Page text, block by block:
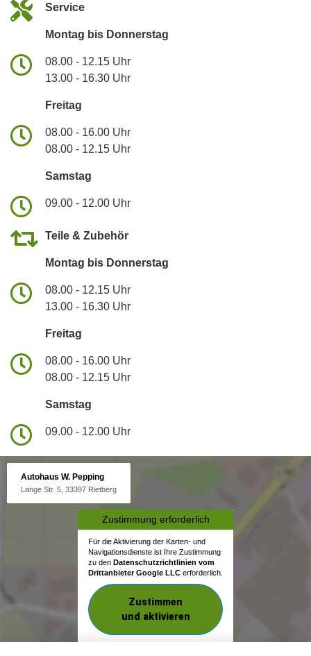
Service
Montag bis Donnerstag
08.00 - 12.15 Uhr
13.00 - 16.30 Uhr
Freitag
08.00 - 16.00 Uhr
08.00 - 12.15 Uhr
Samstag
09.00 - 12.00 Uhr
Teile & Zubehör
Montag bis Donnerstag
08.00 - 12.15 Uhr
13.00 - 16.30 Uhr
Freitag
08.00 - 16.00 Uhr
08.00 - 12.15 Uhr
Samstag
09.00 - 12.00 Uhr
Autohaus W. Pepping
Lange Str. 5, 33397 Rietberg
Zustimmung erforderlich
Für die Aktivierung der Karten- und
Navigationsdienste ist Ihre Zustimmung
zu den Datenschutzrichtlinien vom
Drittanbieter Google LLC erforderlich.
Zustimmen
und aktivieren